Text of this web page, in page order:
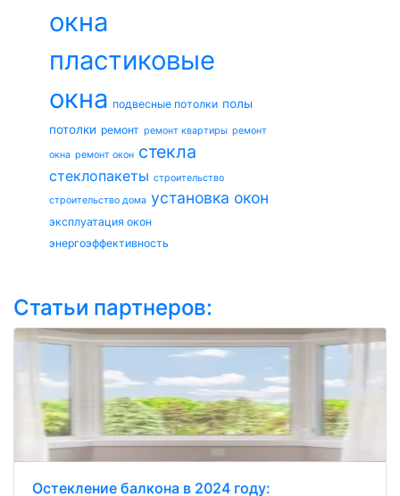
окна
пластиковые
окна подвесные потолки полы
потолки ремонт ремонт квартиры ремонт
окна ремонт окон стекла
стеклопакеты строительство
строительство дома установка окон
эксплуатация окон
энергоэффективность
Статьи партнеров:
Остекление балкона в 2024 году: